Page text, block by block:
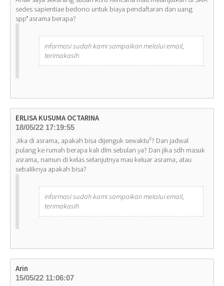
sedes sapientiae bedono untuk biaya pendaftaran dan uang
spp*asrama berapa?
informasi sudah kami sampaikan melalui email,
terimakasih
ERLISA KUSUMA OCTARINA
18/05/22 17:19:55
Jika di asrama, apakah bisa dijenguk sewaktu²? Dan jadwal
pulang ke rumah berapa kali dlm sebulan ya? Dan jika sdh masuk
asrama, namun di kelas selanjutnya mau keluar asrama, atau
sebaliknya apakah bisa?
informasi sudah kami sampaikan melalui email,
terimakasih
Arin
15/05/22 11:06:07